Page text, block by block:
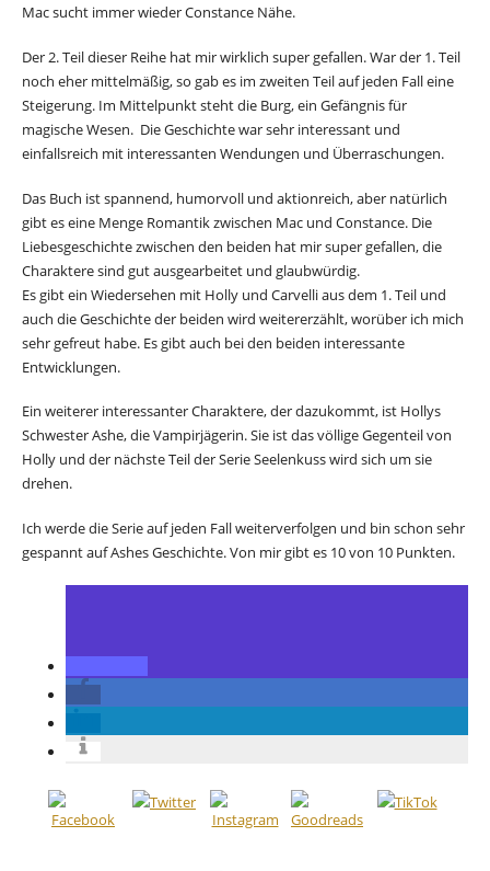
Mac sucht immer wieder Constance Nähe.
Der 2. Teil dieser Reihe hat mir wirklich super gefallen. War der 1. Teil
noch eher mittelmäßig, so gab es im zweiten Teil auf jeden Fall eine
Steigerung. Im Mittelpunkt steht die Burg, ein Gefängnis für
magische Wesen. Die Geschichte war sehr interessant und
einfallsreich mit interessanten Wendungen und Überraschungen.
Das Buch ist spannend, humorvoll und aktionreich, aber natürlich
gibt es eine Menge Romantik zwischen Mac und Constance. Die
Liebesgeschichte zwischen den beiden hat mir super gefallen, die
Charaktere sind gut ausgearbeitet und glaubwürdig.
Es gibt ein Wiedersehen mit Holly und Carvelli aus dem 1. Teil und
auch die Geschichte der beiden wird weitererzählt, worüber ich mich
sehr gefreut habe. Es gibt auch bei den beiden interessante
Entwicklungen.
Ein weiterer interessanter Charaktere, der dazukommt, ist Hollys
Schwester Ashe, die Vampirjägerin. Sie ist das völlige Gegenteil von
Holly und der nächste Teil der Serie Seelenkuss wird sich um sie
drehen.
Ich werde die Serie auf jeden Fall weiterverfolgen und bin schon sehr
gespannt auf Ashes Geschichte. Von mir gibt es 10 von 10 Punkten.